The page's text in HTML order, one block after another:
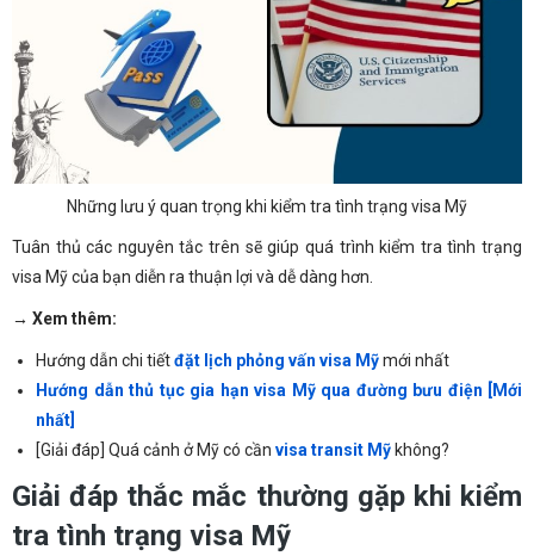
Những lưu ý quan trọng khi kiểm tra tình trạng visa Mỹ
Tuân thủ các nguyên tắc trên sẽ giúp quá trình kiểm tra tình trạng
visa Mỹ của bạn diễn ra thuận lợi và dễ dàng hơn.
→ Xem thêm:
Hướng dẫn chi tiếtđặt lịch phỏng vấn visa Mỹmới nhất
Hướng dẫn thủ tục gia hạn visa Mỹ qua đường bưu điện [Mới
nhất]
[Giải đáp] Quá cảnh ở Mỹ có cần visa transit Mỹkhông?
Giải đáp thắc mắc thường gặp khi kiểm
tra tình trạng visa Mỹ